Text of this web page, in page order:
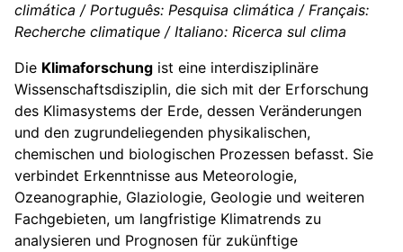
climática / Português: Pesquisa climática / Français:
Recherche climatique / Italiano: Ricerca sul clima
Die Klimaforschung ist eine interdisziplinäre
Wissenschaftsdisziplin, die sich mit der Erforschung
des Klimasystems der Erde, dessen Veränderungen
und den zugrundeliegenden physikalischen,
chemischen und biologischen Prozessen befasst. Sie
verbindet Erkenntnisse aus Meteorologie,
Ozeanographie, Glaziologie, Geologie und weiteren
Fachgebieten, um langfristige Klimatrends zu
analysieren und Prognosen für zukünftige